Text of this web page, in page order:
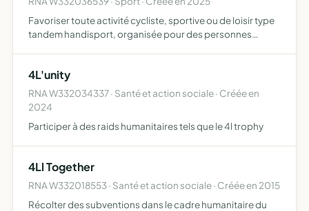
Favoriser toute activité cycliste, sportive ou de loisir type
tandem handisport, organisée pour des personnes
4L'unity
RNA W332034337 · Santé et action sociale · Créée en
2024
Participer à des raids humanitaires tels que le 4l trophy
4Ll Together
RNA W332018553 · Santé et action sociale · Créée en 2015
Récolter des subventions dans le cadre humanitaire du